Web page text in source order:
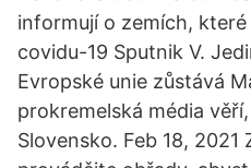
informují o zemích,
covidu-19 Sputnik V.
Evropské unie zůstává
prokremelská média
Slovensko. Feb 18, 2021